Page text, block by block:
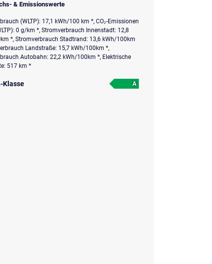
& Emissionswerte
(WLTP): 17,1 kWh/100 km *, CO₂-Emissionen
0 g/km *, Stromverbrauch Innenstadt: 12,8
*, Stromverbrauch Stadtrand: 13,6 kWh/100km
Landstraße: 15,7 kWh/100km *,
Autobahn: 22,2 kWh/100km *, Elektrische
517 km *
Klasse A